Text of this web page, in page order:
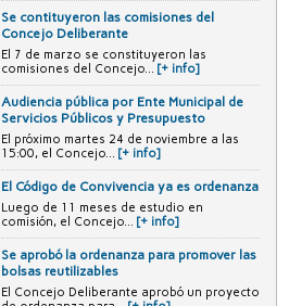
Se contituyeron las comisiones del
Concejo Deliberante
El 7 de marzo se constituyeron las
comisiones del Concejo... [+ info]
Audiencia pública por Ente Municipal de
Servicios Públicos y Presupuesto
El próximo martes 24 de noviembre a las
15:00, el Concejo... [+ info]
El Código de Convivencia ya es ordenanza
Luego de 11 meses de estudio en
comisión, el Concejo... [+ info]
Se aprobó la ordenanza para promover las
bolsas reutilizables
El Concejo Deliberante aprobó un proyecto